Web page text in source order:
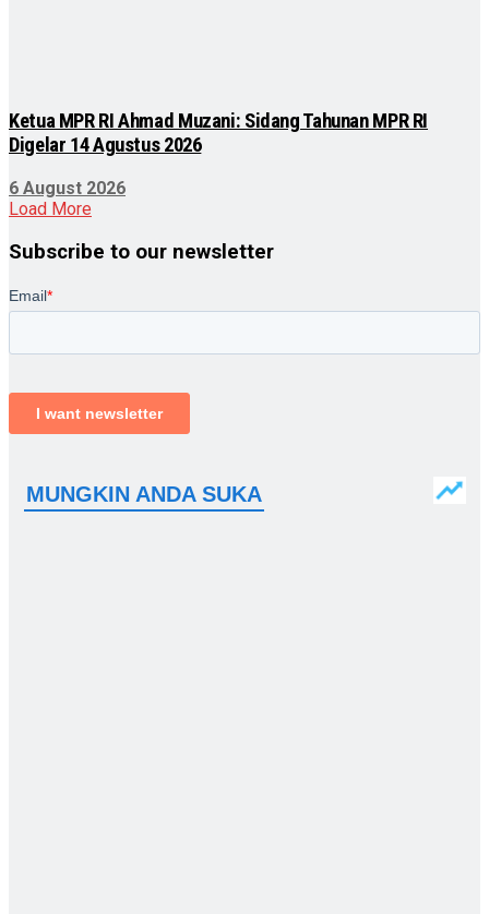
Ketua MPR RI Ahmad Muzani: Sidang Tahunan MPR RI
Digelar 14 Agustus 2026
6 August 2026
Load More
Subscribe to our newsletter